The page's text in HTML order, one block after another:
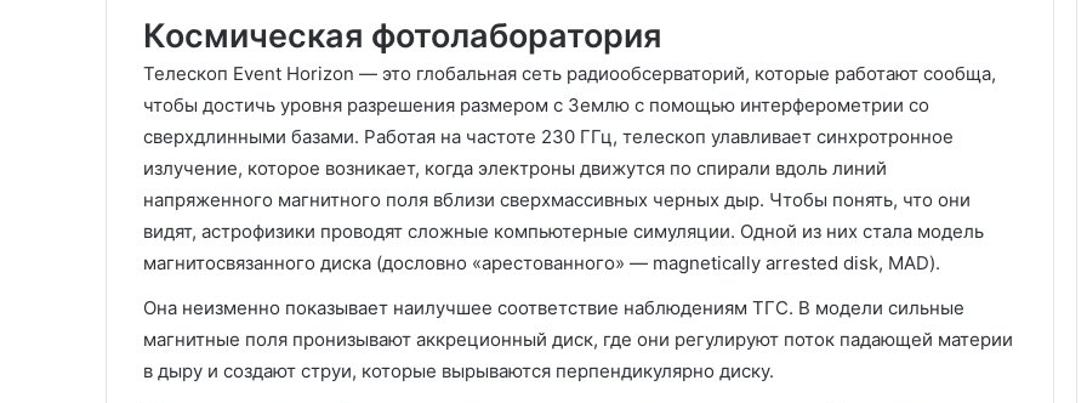
Космическая фотолаборатория
Телескоп Event Horizon — это глобальная сеть радиообсерваторий, которые работают сообща,
чтобы достичь уровня разрешения размером с Землю с помощью интерферометрии со
сверхдлинными базами. Работая на частоте 230 ГГц, телескоп улавливает синхротронное
излучение, которое возникает, когда электроны движутся по спирали вдоль линий
напряженного магнитного поля вблизи сверхмассивных черных дыр. Чтобы понять, что они
видят, астрофизики проводят сложные компьютерные симуляции. Одной из них стала модель
магнитосвязанного диска (дословно «арестованного» — magnetically arrested disk, MAD).
Она неизменно показывает наилучшее соответствие наблюдениям ТГС. В модели сильные
магнитные поля пронизывают аккреционный диск, где они регулируют поток падающей материи
в дыру и создают струи, которые вырываются перпендикулярно диску.